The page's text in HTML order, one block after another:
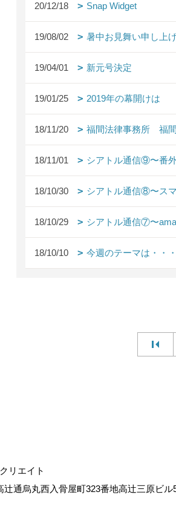
20/12/18 Snap Widget
19/08/02 暑中お見舞い申し上
19/04/01 新元号決定
19/01/25 2019年の幕開けは
18/11/20 福間法律事務所 福
18/11/01 シアトル通信⑨〜番
18/10/30 シアトル通信⑧〜ス
18/10/29 シアトル通信⑦〜
18/10/10 今週のテーマは・・・
リエイト
辻通烏丸西入骨屋町323番地高辻三原ビ